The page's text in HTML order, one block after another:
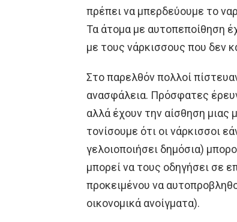
πρέπει να μπερδεύουμε το
Τα άτομα με αυτοπεποίθηση
με τους νάρκισσους που δεν
Στο παρελθόν πολλοί
ανασφάλεια. Πρόσφατες
αλλά έχουν την αίσθηση μιας
τονίσουμε ότι οι νάρκισσοι
γελοιοποιήσει δημόσια)
μπορεί να τους οδηγήσει σε
προκειμένου να
οικονομικά ανοίγματα).